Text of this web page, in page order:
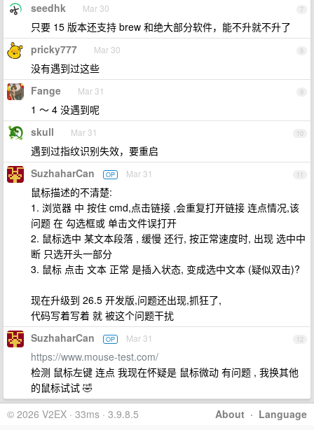
7
seedhk Mar 30
只要 15 版本还支持 brew 和绝大部分软件，能不升就不升了
8
pricky777 Mar 30
没有遇到过这些
9
Fange Mar 31
1 ～ 4 没遇到呢
10
skull Mar 31
遇到过指纹识别失效，要重启
11
SuzhaharCan OP Mar 31
鼠标描述的不清楚:
1. 浏览器 中 按住 cmd,点击链接 ,会重复打开链接 连点情况,该
问题 在 勾选框或 单击文件误打开
2. 鼠标选中 某文本段落 , 缓慢 还行, 按正常速度时, 出现 选中中
断 只选开头一部分
3. 鼠标 点击 文本 正常 是插入状态, 变成选中文本 (疑似双击)?
现在升级到 26.5 开发版,问题还出现,抓狂了,
代码写着写着 就 被这个问题干扰
12
SuzhaharCan OP Mar 31
https://www.mouse-test.com/
检测 鼠标左键 连点 我现在怀疑是 鼠标微动 有问题 , 我换其他
的鼠标试试 🤣
About · Language
© 2026 V2EX · 33ms · 3.9.8.5